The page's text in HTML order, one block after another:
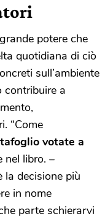
potere che
quotidiana di ciò
sull’ambiente
contribuire a
“Come
votate a
nel libro. –
la decisione più
in nome
parte schierarvi